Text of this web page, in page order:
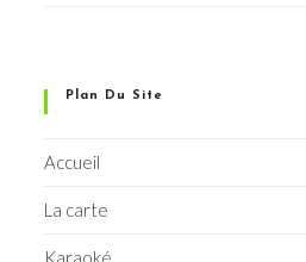
Plan Du Site
Accueil
La carte
Karaoké